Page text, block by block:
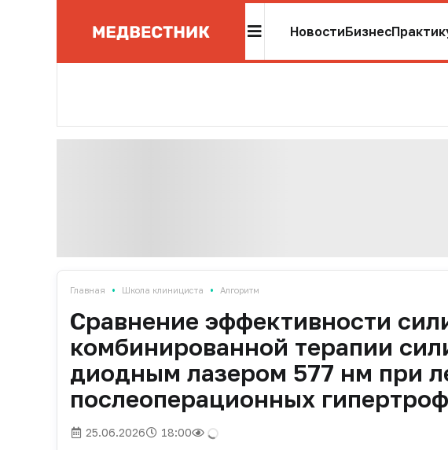
НовостиБизнес
Главная • Школа клинициста • Алгоритм
Сравнение эффективности
комбинированной терапии
диодным лазером 577 нм при
послеоперационных
25.06.2026 18:00